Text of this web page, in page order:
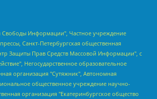
технологий и межкультурных коммуникаций "ИНТЕРРА", Маяковская Екатерина Алексеевна, Фейгин Марк Захарович, Филимонов Андрей Викторович, Дзугкоева Регина Николаевна, Доброхотов Роман Александрович, Дудь Юрий Александрович, Елкин Сергей Владимирович, Кругликов Кирилл Игоревич, Сабунаева Мария Леонидовна, Семенов Алексей Владимирович, Шаинян Карен Багратович, Шульман Екатерина Михайловна, Асафьев Артур Валерьевич, Вахштайн Виктор Семенович, Венедиктов Алексей Алексеевич, Лушникова Екатерина Евгеньевна, Волков Леонид Михайлович, Невзоров Александр Глебович, Пархоменко Сергей Борисович, Сироткин Ярослав Николаевич, Кара-Мурза Владимир Владимирович, Баранова Наталья Владимировна, Гозман Леонид Яковлевич, Кагарлицкий Борис Юльевич, Климарев Михаил Валерьевич, Милов Владимир Станиславович, Автономная некоммерческая организация Краснодарский центр современного искусства "Типография", Моргенштерн Алишер Тагирович, Соболь Любовь Эдуардовна, Общество с ограниченной ответственностью "ЛИЗА НОРМ", Каспаров Гарри Кимович, Ходорковский Михаил Борисович, Общество с ограниченной ответственностью "Апрельские тезисы", Данилович Ирина Брониславовна, Кашин Олег Владимирович, Петров Николай Владимирович, Пивоваров Алексей Владимирович, Соколов Михаил Владимирович, Цветкова Юлия Владимировна, Чичваркин Евгений Александрович, Комитет против пыток/Команда против пыток, Общество с ограниченной ответственностью "Первый научный", Общество с ограниченной ответственностью "Вертолет и ко", Белоцерковская Вероника Борисовна, Кац Максим Евгеньевич, Лазарева Татьяна Юрьевна, Шаведдинов Руслан Табризович, Яшин Илья Валерьевич, Общество с ограниченной ответственностью "Иноагент ААВ", Алешковский Дмитрий Петрович, Альбац Евгения Марковна, Быков Дмитрий Львович, Галямина Юлия Евгеньевна, Лойко Сергей Леонидович, Мартынов Кирилл Константинович, Медведев Сергей Александрович, Крашенинников Федор Геннадиевич, Гордеева Катерина Вл